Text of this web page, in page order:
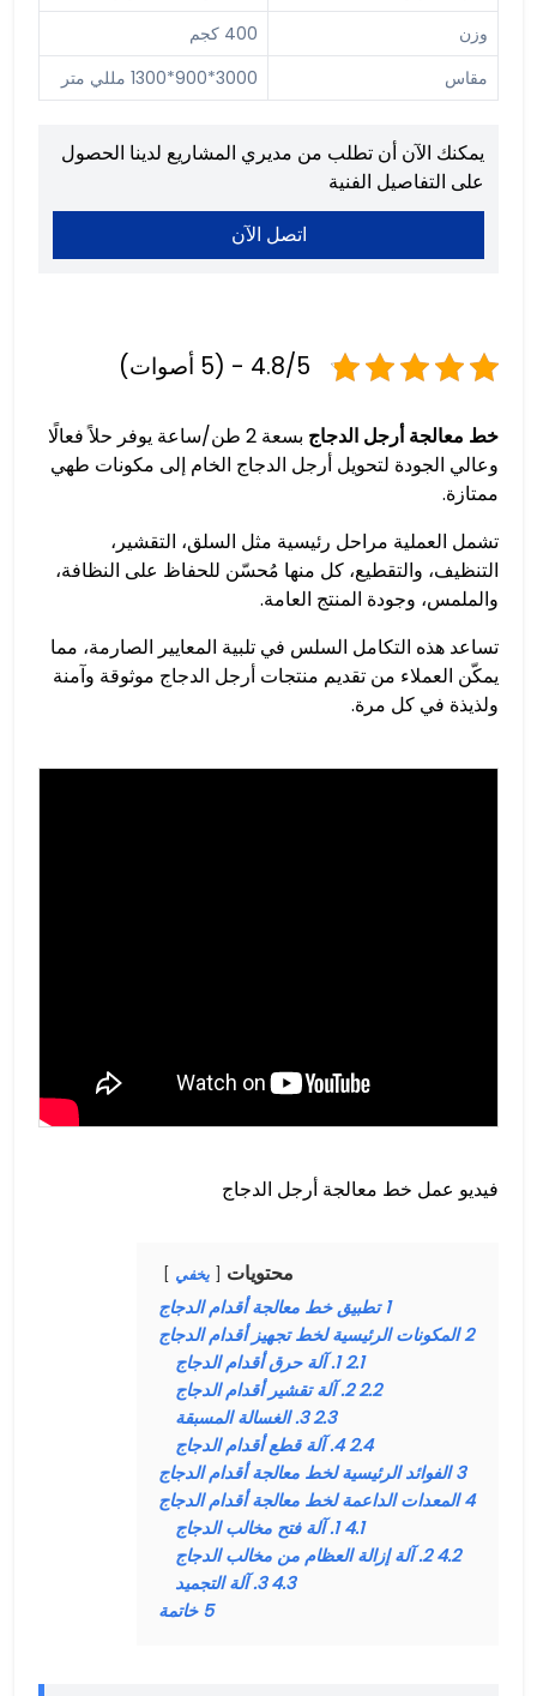
وزن
400 كجم
مقاس
3000*900*1300 مللي متر
يمكنك الآن أن تطلب من مديري المشاريع لدينا الحصول
على التفاصيل الفنية
اتصل الآن
4.8/5 - (5 أصوات)
خط معالجة أرجل الدجاج
بسعة 2 طن/ساعة يوفر حلاً فعالًا
وعالي الجودة لتحويل أرجل الدجاج الخام إلى مكونات طهي
ممتازة.
تشمل العملية مراحل رئيسية مثل السلق، التقشير،
التنظيف، والتقطيع، كل منها مُحسّن للحفاظ على النظافة،
والملمس، وجودة المنتج العامة.
تساعد هذه التكامل السلس في تلبية المعايير الصارمة، مما
يمكّن العملاء من تقديم منتجات أرجل الدجاج موثوقة وآمنة
ولذيذة في كل مرة.
فيديو عمل خط معالجة أرجل الدجاج
محتويات يخفي
1 تطبيق خط معالجة أقدام الدجاج
2 المكونات الرئيسية لخط تجهيز أقدام الدجاج
2.1 1. آلة حرق أقدام الدجاج
2.2 2. آلة تقشير أقدام الدجاج
2.3 3. الغسالة المسبقة
2.4 4. آلة قطع أقدام الدجاج
3 الفوائد الرئيسية لخط معالجة أقدام الدجاج
4 المعدات الداعمة لخط معالجة أقدام الدجاج
4.1 1. آلة فتح مخالب الدجاج
4.2 2. آلة إزالة العظام من مخالب الدجاج
4.3 3. آلة التجميد
5 خاتمة